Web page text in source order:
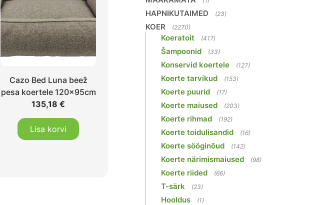
Cazo Bed Luna beež
pesa koertele 120x95cm
135,18€
Lisa korvi
HAPNIKUTAIMED (23)
KOER (2270)
Koeratoit (417)
Šampoonid (33)
Konservid koertele (127)
Koerte tarvikud (153)
Koerte puurid (17)
Koerte maiused (203)
Koerte rihmad (192)
Koerte toidulisandid (16)
Koerte sööginõud (142)
Koerte närimismaiused (98)
Koerte riided (66)
T-särk (23)
Hooldus (1)